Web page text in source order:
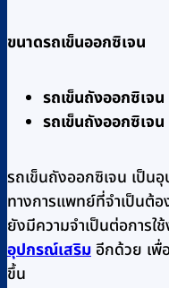
ขนาดรถเข็นออกซิเจน
รถเข็นถังออกซิเจ
รถเข็นถังออกซิเจ
รถเข็นถังออกซิเจน เป็น
ทางการแพทย์ที่จำเป็นต้อ
ยังมีความจำเป็นต่อการใ
อุปกรณ์เสริมอีกด้วย เพื่
ขึ้น